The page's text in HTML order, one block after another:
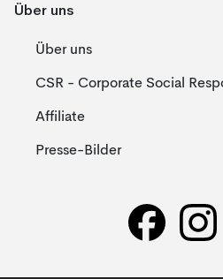
Über uns
Über uns
CSR - Corporate Social
Affiliate
Presse-Bilder